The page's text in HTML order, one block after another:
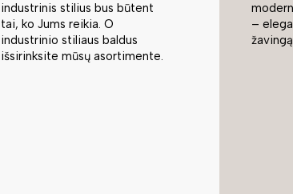
industrinis stilius bus būtent
tai, ko Jums reikia. O
industrinio stiliaus baldus
išsirinksite mūsų asortimente.
–